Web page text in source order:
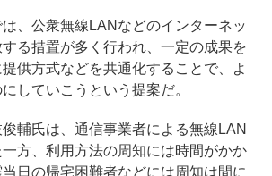
、公衆無線LANなどのインターネッ
する措置が多く行われ、一定の成果を
供方式などを共通化することで、よ
していこうという提案だ。
輔氏は、通信事業者による無線LAN
方、利用方法の周知には時間がかか
日の帰宅困難者などには周知は間に